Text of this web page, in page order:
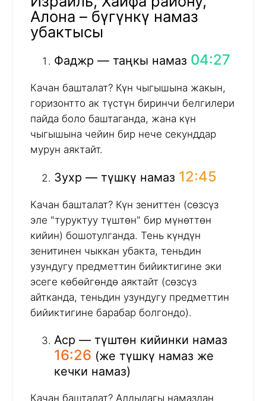
Алона – бүгүнкү намаз
убактысы
Фаджр — таңкы намаз 04:27
Качан башталат? Күн чыгышына жакын,
горизонтто ак түстүн биринчи белгилери
пайда боло баштаганда, жана күн
чыгышына чейин бир нече секунддар
мурун аяктайт.
Зухр — түшкү намаз 12:45
Качан башталат? Күн зениттен (сөзсүз
эле "туруктуу түштөн" бир мүнөттөн
кийин) бошотулганда. Тень күндүн
зенитинен чыккан убакта, теньдин
узундугу предметтин бийиктигине эки
эсеге көбөйгөндө аяктайт (сөзсүз
айтканда, теньдин узундугу предметтин
бийиктигине барабар болгондо).
Аср — түштөн кийинки намаз
16:26 (же түшкү намаз же
кечки намаз)
Качан башталат? Алдыдагы намаздан